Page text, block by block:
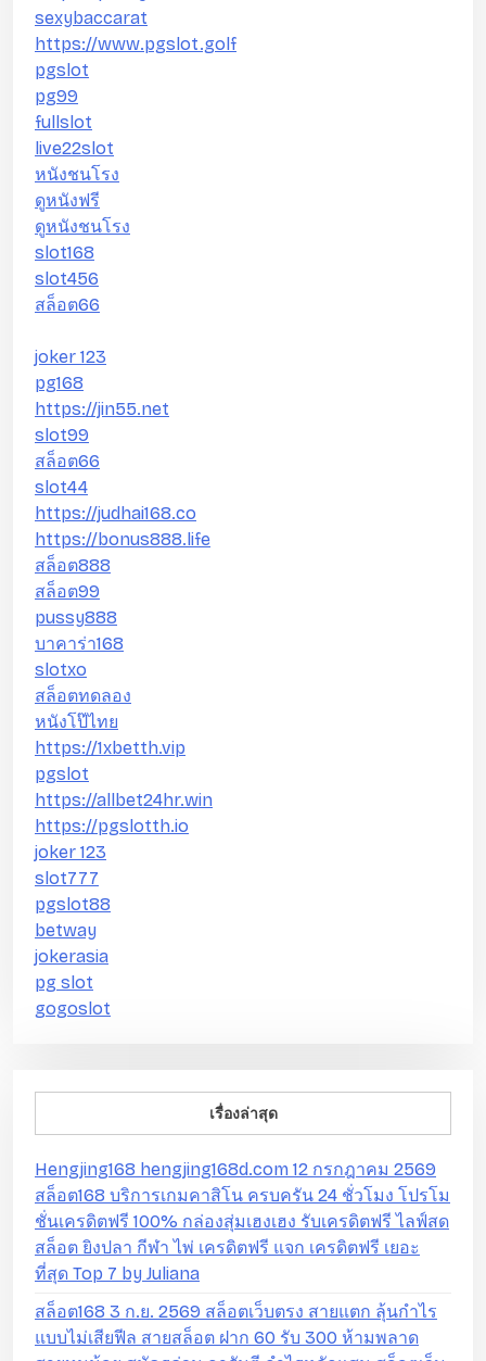
sexybaccarat
https://www.pgslot.golf
pgslot
pg99
fullslot
live22slot
หนังชนโรง
ดูหนังฟรี
ดูหนังชนโรง
slot168
slot456
สล็อต66
joker 123
pg168
https://jin55.net
slot99
สล็อต66
slot44
https://judhai168.co
https://bonus888.life
สล็อต888
สล็อต99
pussy888
บาคาร่า168
slotxo
สล็อตทดลอง
หนังโป๊ไทย
https://1xbetth.vip
pgslot
https://allbet24hr.win
https://pgslotth.io
joker 123
slot777
pgslot88
betway
jokerasia
pg slot
gogoslot
เรื่องล่าสุด
Hengjing168 hengjing168d.com 12 กรกฎาคม 2569
สล็อต168 บริการเกมคาสิโน ครบครัน 24 ชั่วโมง โปรโม
ชั่นเครดิตฟรี 100% กล่องสุ่มเฮงเฮง รับเครดิตฟรี ไลฟ์สด
สล็อต ยิงปลา กีฬา ไพ่ เครดิตฟรี แจก เครดิตฟรี เยอะ
ที่สุด Top 7 by Juliana
สล็อต168 3 ก.ย. 2569 สล็อตเว็บตรง สายแตก ลุ้นกำไร
แบบไม่เสียฟีล สายสล็อต ฝาก 60 รับ 300 ห้ามพลาด